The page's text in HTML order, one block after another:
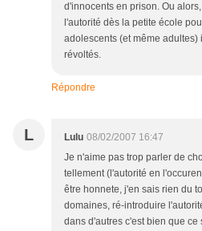
d'innocents en prison. Ou
l'autorité dès la petite école
adolescents (et même
révoltés.
Répondre
L Lulu 08/02/2007 16:47
Je n'aime pas trop parler de
tellement (l'autorité en
être honnete, j'en sais rien du
domaines, ré-introduire
dans d'autres c'est bien que ce